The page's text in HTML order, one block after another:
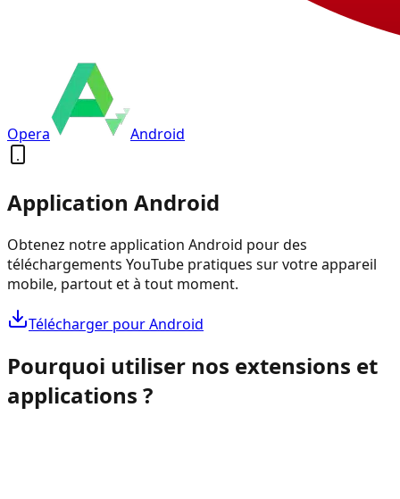
Opera Android
Application Android
Obtenez notre application Android pour des
téléchargements YouTube pratiques sur votre appareil
mobile, partout et à tout moment.
Télécharger pour Android
Pourquoi utiliser nos extensions et
applications ?